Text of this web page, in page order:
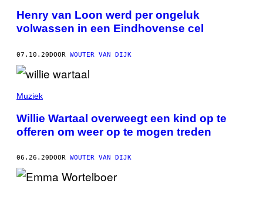
Henry van Loon werd per ongeluk
volwassen in een Eindhovense cel
07.10.20DOOR WOUTER VAN DIJK
Muziek
Willie Wartaal overweegt een kind op te
offeren om weer op te mogen treden
06.26.20DOOR WOUTER VAN DIJK